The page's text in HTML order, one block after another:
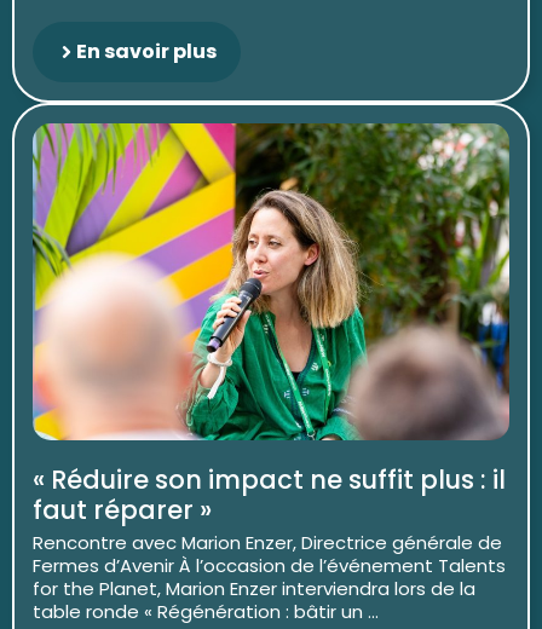
En savoir plus
« Réduire son impact ne suffit plus : il
faut réparer »
Rencontre avec Marion Enzer, Directrice générale de
Fermes d’Avenir À l’occasion de l’événement Talents
for the Planet, Marion Enzer interviendra lors de la
table ronde « Régénération : bâtir un ...